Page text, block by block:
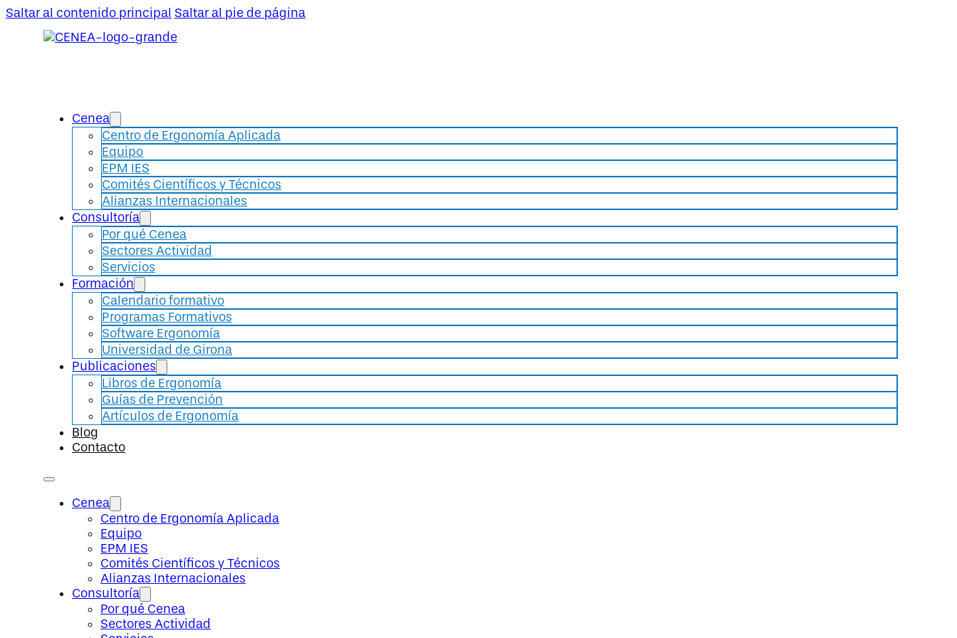
Saltar al contenido principal Saltar al pie de página
Cenea
Centro de Ergonomía Aplicada
Equipo
EPM IES
Comités Científicos y Técnicos
Alianzas Internacionales
Consultoría
Por qué Cenea
Sectores Actividad
Servicios
Formación
Calendario formativo
Programas Formativos
Software Ergonomía
Universidad de Girona
Publicaciones
Libros de Ergonomía
Guías de Prevención
Artículos de Ergonomía
Blog
Contacto
Cenea
Centro de Ergonomía Aplicada
Equipo
EPM IES
Comités Científicos y Técnicos
Alianzas Internacionales
Consultoría
Por qué Cenea
Sectores Actividad